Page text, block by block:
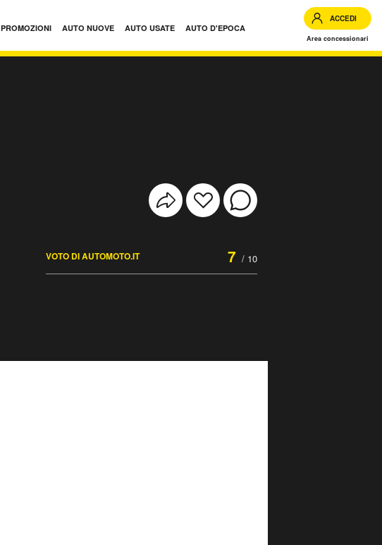
PROMOZIONI AUTO NUOVE AUTO USATE AUTO D'EPOCA
ACCEDI
Area concessionari
VOTO DI AUTOMOTO.IT 7 / 10